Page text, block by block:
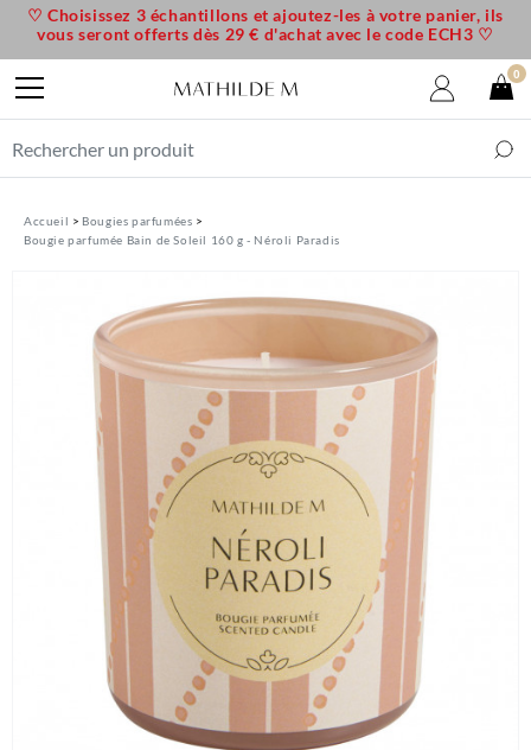
Accueil
Bougies parfumées
Bougie parfumée Bain de Soleil 160 g - Néroli Paradis
♡ Choisissez 3 échantillons et ajoutez-les à votre panier, ils
vous seront offerts dès 29 € d'achat avec le code ECH3 ♡
0